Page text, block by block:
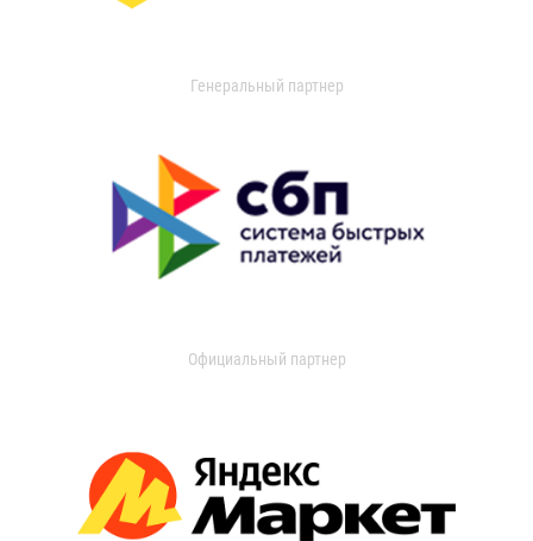
Генеральный партнер
Официальный партнер